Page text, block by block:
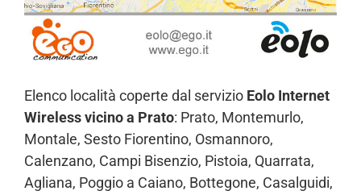
Elenco località coperte dal servizio Eolo Internet
Wireless vicino a Prato: Prato, Montemurlo,
Montale, Sesto Fiorentino, Osmannoro,
Calenzano, Campi Bisenzio, Pistoia, Quarrata,
Agliana, Poggio a Caiano, Bottegone, Casalguidi,